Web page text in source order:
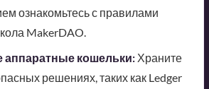
ознакомьтесь с правилами
MakerDAO.
аппаратные кошельки:Храните
решениях, таких как Ledger